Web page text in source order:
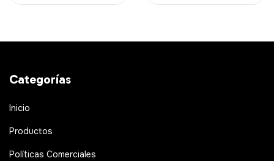
Categorías
Inicio
Productos
Políticas Comerciales